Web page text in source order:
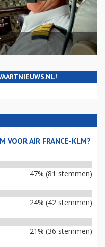
VOOR AIR FRANCE-KLM?
47% (81 stemmen)
24% (42 stemmen)
21% (36 stemmen)